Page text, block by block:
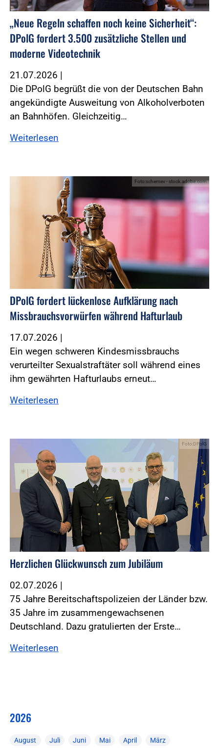
„Neue Regeln schaffen noch keine Sicherheit“:
DPolG fordert 3.500 zusätzliche Stellen und
moderne Videotechnik
21.07.2026 |
Die DPolG begrüßt die von der Deutschen Bahn
angekündigte Ausweitung von Alkoholverboten
an Bahnhöfen. Gleichzeitig…
Weiterlesen
Foto:schemev - stock.adobe.com
DPolG fordert lückenlose Aufklärung nach
Missbrauchsvorwürfen während Hafturlaub
17.07.2026 |
Ein wegen schweren Kindesmissbrauchs
verurteilter Sexualstraftäter soll während eines
ihm gewährten Hafturlaubs erneut…
Weiterlesen
Foto:DPolG
Herzlichen Glückwunsch zum Jubiläum
02.07.2026 |
75 Jahre Bereitschaftspolizeien der Länder bzw.
35 Jahre im zusammengewachsenen
Deutschland. Dazu gratulierten der Erste…
Weiterlesen
2026
August Juli Juni Mai April März